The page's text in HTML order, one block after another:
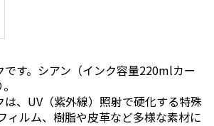
です。シアン（インク容量220mlカー
は、UV（紫外線）照射で硬化する特殊
ィルム、樹脂や皮革など多様な素材に